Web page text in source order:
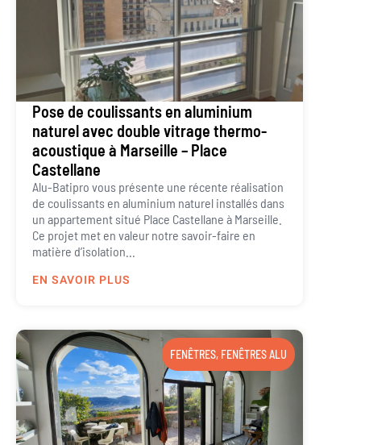
Pose de coulissants en aluminium
naturel avec double vitrage thermo-
acoustique à Marseille – Place
Castellane
Alu-Batipro vous présente une récente réalisation
de coulissants en aluminium naturel installés dans
un appartement situé Place Castellane à Marseille.
Ce projet met en valeur notre savoir-faire en
matière d’isolation...
EN SAVOIR PLUS
FENÊTRES, FENÊTRES ALU